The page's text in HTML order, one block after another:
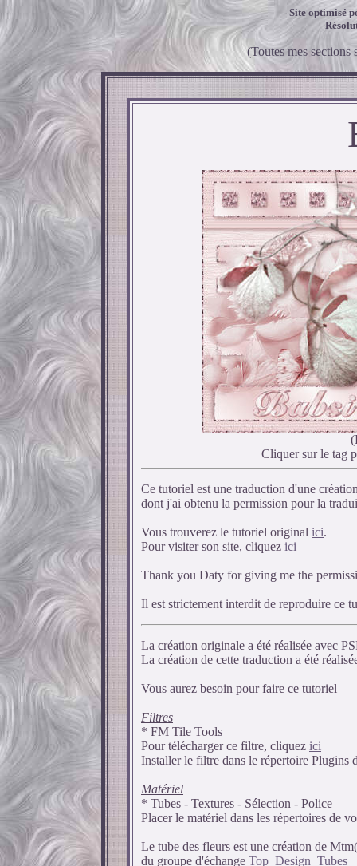
Site optimisé
(Toutes mes sections
Cliquer sur le tag
Ce tutoriel est une traduction d'une
dont j'ai obtenu la permission pour la
Vous trouverez le tutoriel original ici.
Pour visiter son site, cliquez ici
Thank you Daty for giving me the
Il est strictement interdit de reproduire ce
La création originale a été réalisée avec
La création de cette traduction a été
Vous aurez besoin pour faire ce tutoriel
Filtres
* FM Tile Tools
Pour télécharger ce filtre, cliquez ici
Installer le filtre dans le répertoire Plugins
Matériel
* Tubes - Textures - Sélection - Police
Placer le matériel dans les répertoires de
Le tube des fleurs est une création de
du groupe d'échange Top_Design_Tubes